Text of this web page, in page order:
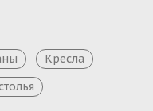
Кресла